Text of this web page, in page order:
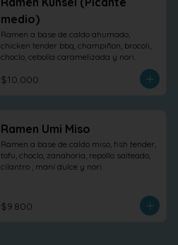
medio)
Ramen a base de caldo ahumado,
chicken tender bbq, champiñon, brocoli,
choclo, cebolla caramelizada y nori.
$10.000
Ramen Umi Miso
Ramen a base de caldo miso, fish tender,
tofu, choclo, zanahoria, repollo salteado,
cilantro , maní dulce y nori.
$9.800